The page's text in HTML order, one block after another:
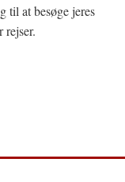
til at besøge jeres
rejser.